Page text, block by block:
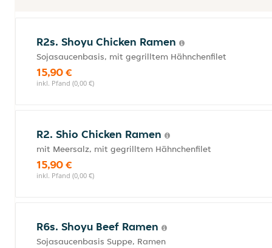
R2s. Shoyu Chicken Ramen
Sojasaucenbasis, mit gegrilltem Hähnchenfilet
15,90 €
inkl. Pfand (0,00 €)
R2. Shio Chicken Ramen
mit Meersalz, mit gegrilltem Hähnchenfilet
15,90 €
inkl. Pfand (0,00 €)
R6s. Shoyu Beef Ramen
Sojasaucenbasis Suppe, Ramen